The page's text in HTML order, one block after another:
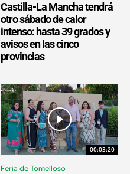
Castilla-La Mancha tendrá
otro sábado de calor
intenso: hasta 39 grados y
avisos en las cinco
provincias
00:03:20
Feria de Tomelloso